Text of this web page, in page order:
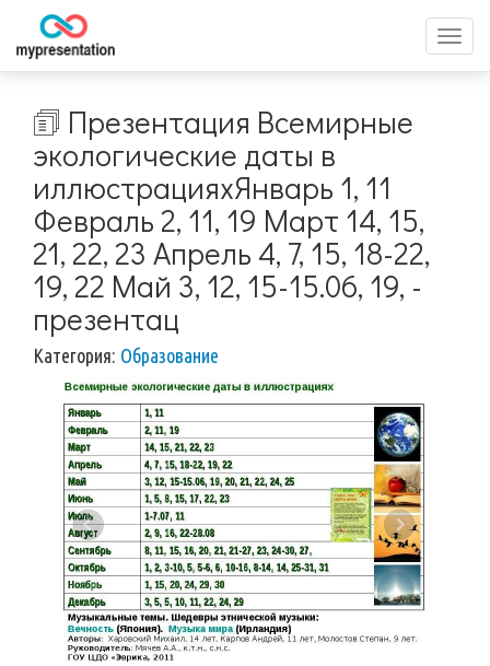
меню
🗊 Презентация Всемирные
экологические даты в
иллюстрацияхЯнварь 1, 11
Февраль 2, 11, 19 Март 14, 15,
21, 22, 23 Апрель 4, 7, 15, 18-22,
19, 22 Май 3, 12, 15-15.06, 19, -
презентац
Категория: Образование